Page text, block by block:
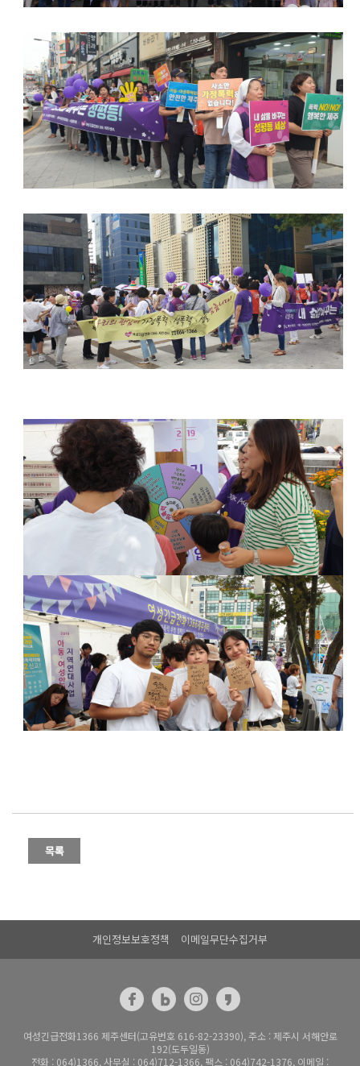
개인정보보호정책 이메일무단수집거부
여성긴급전화1366 제주센터(고유번호 616-82-23390), 주소 : 제주시 서해안로
192(도두일동)
전화 : 064)1366, 사무실 : 064)712-1366, 팩스 : 064)742-1376, 이메일 :